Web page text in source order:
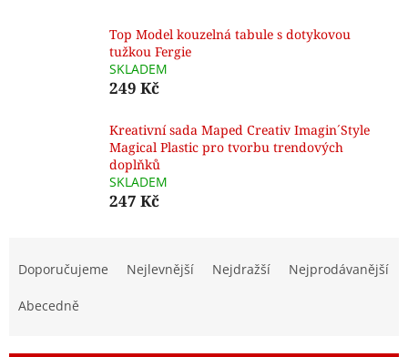
Top Model kouzelná tabule s dotykovou
tužkou Fergie
SKLADEM
249 Kč
Kreativní sada Maped Creativ Imagin´Style
Magical Plastic pro tvorbu trendových
doplňků
SKLADEM
247 Kč
Doporučujeme Nejlevnější Nejdražší Nejprodávanější
Abecedně